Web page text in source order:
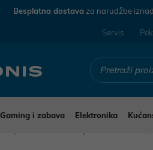
Besplatna dostava za narudžbe iznad
Servis
Gaming i zabava Elektronika